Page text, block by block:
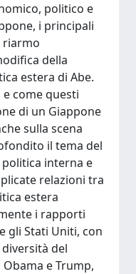
politico e
i principali
riarmo
della
estera di Abe.
come questi
di un Giappone
sulla scena
il tema del
interna e
relazioni tra
estera
i rapporti
gli Stati Uniti, con
del
e Trump,